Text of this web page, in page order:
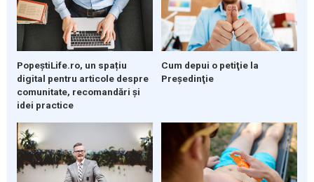
PopeștiLife.ro, un spațiu
digital pentru articole despre
comunitate, recomandări și
idei practice
Cum depui o petiţie la
Preşedinţie